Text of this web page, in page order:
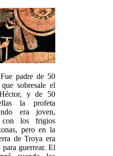
padre de 50
sobresale el
y de 50
la profeta
era joven,
los frigios
pero en la
de Troya era
guerrear. El